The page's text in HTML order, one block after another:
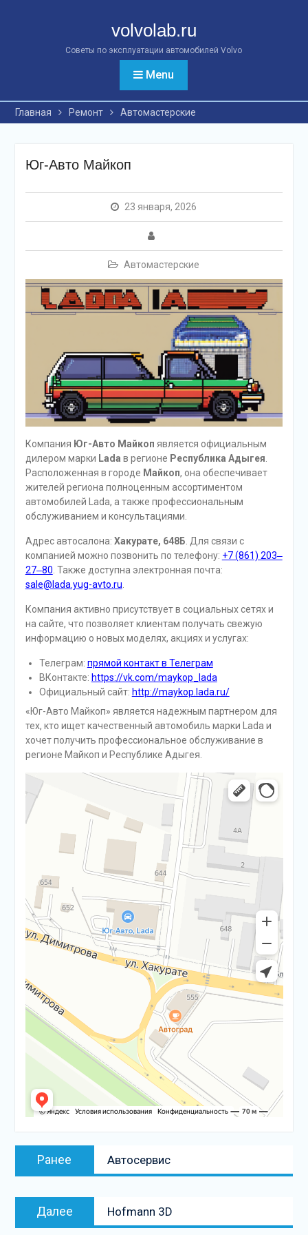
volvolab.ru
Советы по эксплуатации автомобилей Volvo
Menu
Главная Ремонт Автомастерские
Юг-Авто Майкоп
23 января, 2026
Автомастерские
Компания Юг-Авто Майкоп является официальным
дилером марки Lada в регионе Республика Адыгея.
Расположенная в городе Майкоп, она обеспечивает
жителей региона полноценным ассортиментом
автомобилей Lada, а также профессиональным
обслуживанием и консультациями.
Адрес автосалона: Хакурате, 648Б. Для связи с
компанией можно позвонить по телефону: +7 (861) 203‒
27‒80. Также доступна электронная почта:
sale@lada.yug-avto.ru.
Компания активно присутствует в социальных сетях и
на сайте, что позволяет клиентам получать свежую
информацию о новых моделях, акциях и услугах:
Телеграм: прямой контакт в Телеграм
ВКонтакте: https://vk.com/maykop_lada
Официальный сайт: http://maykop.lada.ru/
«Юг-Авто Майкоп» является надежным партнером для
тех, кто ищет качественный автомобиль марки Lada и
хочет получить профессиональное обслуживание в
регионе Майкоп и Республике Адыгея.
Навигация
Ранее
Предыдущая
запись:
Автосервис
Далее
Следующая
запись
Hofmann 3D